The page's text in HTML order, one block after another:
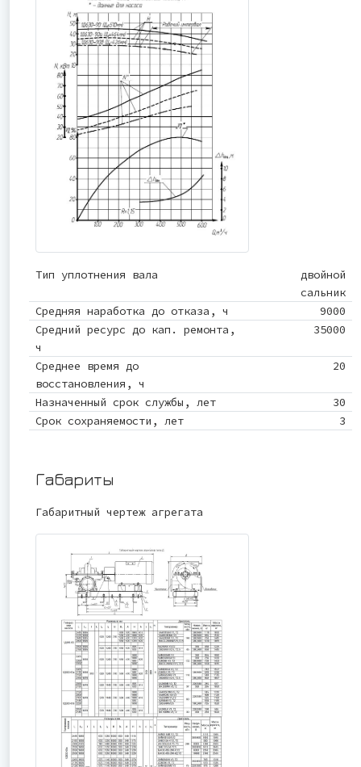
Тип уплотнения вала
двойной
сальник
Средняя наработка до отказа, ч
9000
Средний ресурс до кап. ремонта,
ч
35000
Среднее время до
восстановления, ч
20
Назначенный срок службы, лет
30
Срок сохраняемости, лет
3
Габариты
Габаритный чертеж агрегата